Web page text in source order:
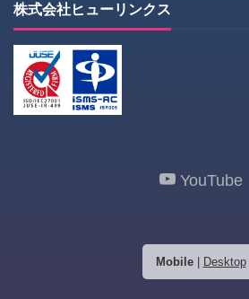
株式会社ヒューリンクス
YouTube
Mobile| Desktop